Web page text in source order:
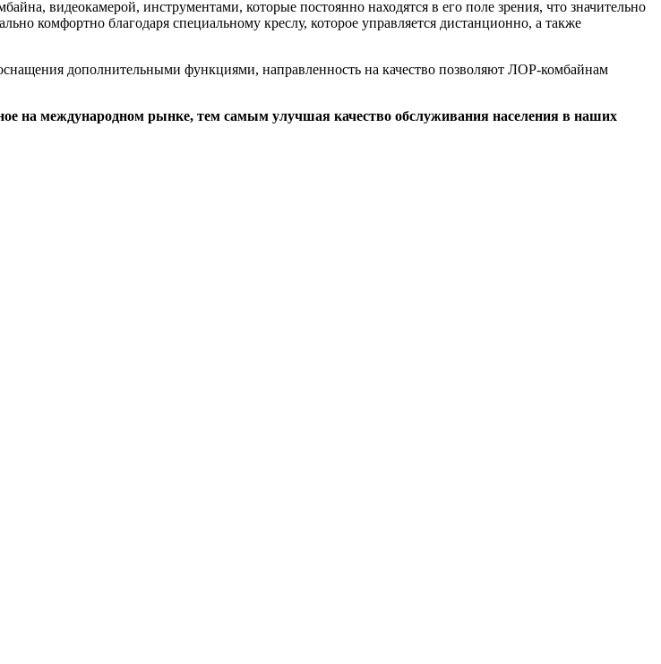
видеокамерой, инструментами, которые постоянно находятся в его поле зрения, что значительно
комфортно благодаря специальному креслу, которое управляется дистанционно, а также
дополнительными функциями, направленность на качество позволяют ЛОР-комбайнам
на международном рынке, тем самым улучшая качество обслуживания населения в наших